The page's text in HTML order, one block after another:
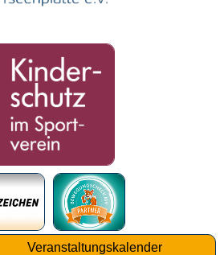
Veranstaltungskalender